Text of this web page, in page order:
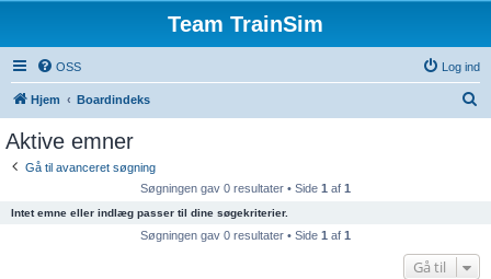
Team TrainSim
OSS Log ind
Hjem Boardindeks
Aktive emner
Gå til avanceret søgning
Søgningen gav 0 resultater • Side 1 af 1
Intet emne eller indlæg passer til dine søgekriterier.
Søgningen gav 0 resultater • Side 1 af 1
Gå til